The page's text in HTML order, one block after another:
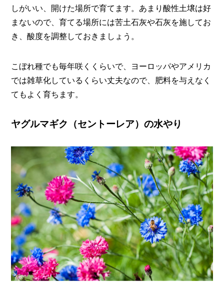
しがいい、開けた場所で育てます。あまり酸性土壌は好
まないので、育てる場所には苦土石灰や石灰を施してお
き、酸度を調整しておきましょう。
こぼれ種でも毎年咲くくらいで、ヨーロッパやアメリカ
では雑草化しているくらい丈夫なので、肥料を与えなく
てもよく育ちます。
ヤグルマギク（セントーレア）の水やり